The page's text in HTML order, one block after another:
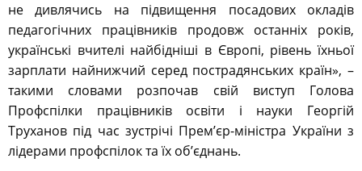
не дивлячись на підвищення посадових окладів
педагогічних працівників продовж останніх років,
українські вчителі найбідніші в Європі, рівень їхньої
зарплати найнижчий серед пострадянських країн», –
такими словами розпочав свій виступ Голова
Профспілки працівників освіти і науки Георгій
Труханов під час зустрічі Прем’єр-міністра України з
лідерами профспілок та їх об’єднань.